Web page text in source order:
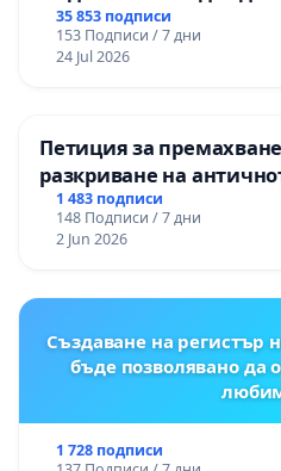
и множество усилия на
доброволци, и имат
За да се противодейства
незаконните действия/
дивата природа и
необходими, както
Във връзка с горното
искане за спешни
НАСТОЯВАМЕ ЗА
правата ни в тъмното
35 853 подписи
153 Подписи / 7 дни
24 Jul 2026
Петиция за
разкриване на
Могиланската могила
1 483 подписи
148 Подписи / 7 дни
2 Jun 2026
Създаване на регистър
бъде позволявано да
1 728 подписи